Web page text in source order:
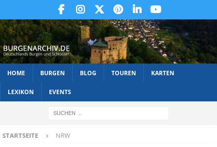
HOME BURGEN BLOG TOUREN KARTEN
LEXIKON EVENTS
STARTSEITE NRW